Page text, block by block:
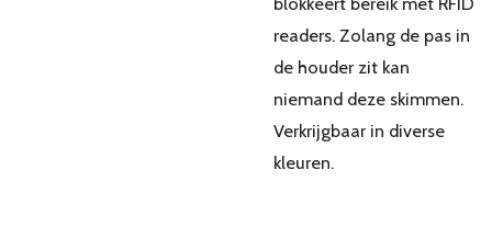
readers. Zolang de pas in
de houder zit kan
niemand deze skimmen.
Verkrijgbaar in diverse
kleuren.